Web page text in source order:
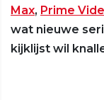
Max, Prime
wat nieuwe
kijklijst wil